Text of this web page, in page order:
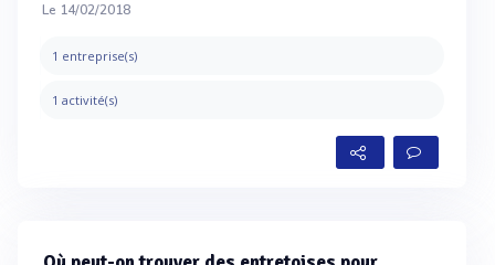
Le 14/02/2018
1 entreprise(s)
1 activité(s)